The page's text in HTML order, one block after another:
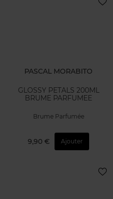
PASCAL MORABITO
GLOSSY PETALS 200ML
BRUME PARFUMEE
Brume Parfumée
9,90 € Ajouter